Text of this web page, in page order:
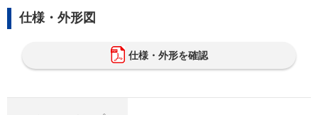
仕様・外形図
仕様・外形を確認